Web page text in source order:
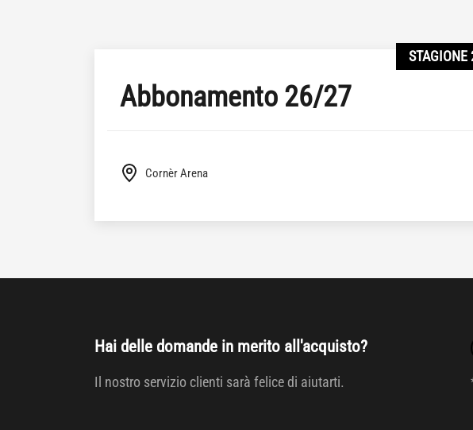
Abbonamento 26/27
Cornèr Arena
Hai delle domande in merito all'acquisto?
Il nostro servizio clienti sarà felice di aiutarti.